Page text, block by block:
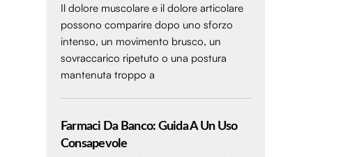
Il dolore muscolare e il dolore articolare
possono comparire dopo uno sforzo
intenso, un movimento brusco, un
sovraccarico ripetuto o una postura
mantenuta troppo a
Farmaci Da Banco: Guida A Un Uso
Consapevole